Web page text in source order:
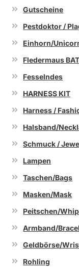
Gutscheine
Pestdoktor /
Einhorn/
Fledermaus
Fesselndes
HARNESS KIT
Harness /
Halsband/
Schmuck /
Lampen
Taschen/Bags
Masken/Mask
Peitschen/
Armband/
Geldbörse/
Rohling